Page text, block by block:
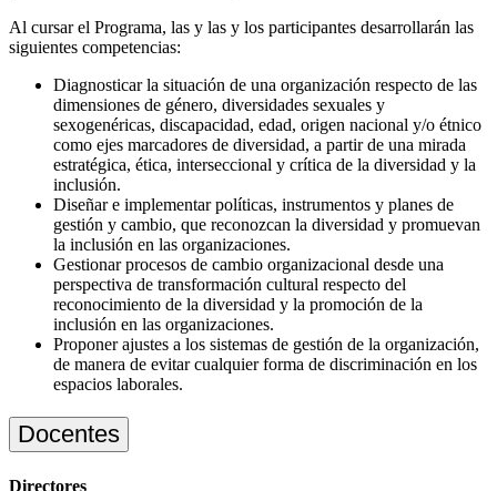
Al cursar el Programa, las y las y los participantes desarrollarán las
siguientes competencias:
Diagnosticar la situación de una organización respecto de las
dimensiones de género, diversidades sexuales y
sexogenéricas, discapacidad, edad, origen nacional y/o étnico
como ejes marcadores de diversidad, a partir de una mirada
estratégica, ética, interseccional y crítica de la diversidad y la
inclusión.
Diseñar e implementar políticas, instrumentos y planes de
gestión y cambio, que reconozcan la diversidad y promuevan
la inclusión en las organizaciones.
Gestionar procesos de cambio organizacional desde una
perspectiva de transformación cultural respecto del
reconocimiento de la diversidad y la promoción de la
inclusión en las organizaciones.
Proponer ajustes a los sistemas de gestión de la organización,
de manera de evitar cualquier forma de discriminación en los
espacios laborales.
Docentes
Directores